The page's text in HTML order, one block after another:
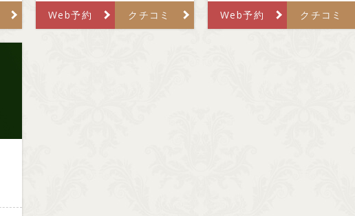
Web予約 クチコミ Web予約 クチコミ